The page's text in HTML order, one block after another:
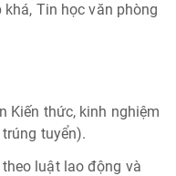
Tin học văn phòng
Kiến thức, kinh nghiệm
tuyển).
luật lao động và